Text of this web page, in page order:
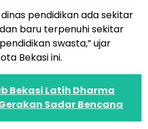
pendidikan ada sekitar
baru terpenuhi sekitar
swasta,” ujar
Bekasi ini.
Bekasi Latih Dharma
Sadar Bencana